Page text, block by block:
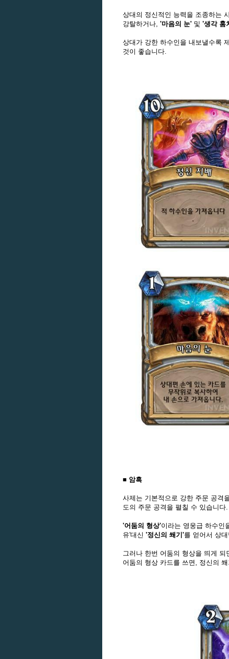
상대의 정신적인 능력을 조종하는
강탈하거나, '마음의 눈' 및 '생각 훔
상대가 강한 하수인을 내보낼수록
것이 좋습니다.
■ 암흑
사제는 기본적으로 강한 주문 공격
도의 주문 공격을 펼칠 수 있습니다.
'어둠의 형상'이라는 영웅급 하수인
유'대신 '정신의 쐐기'를 얻어서 상
그러나 한번 어둠의 형상을 띄게
어둠의 형상 카드를 쓰면, 정신의